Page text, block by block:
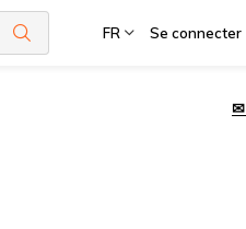
FR Se connecter
✉